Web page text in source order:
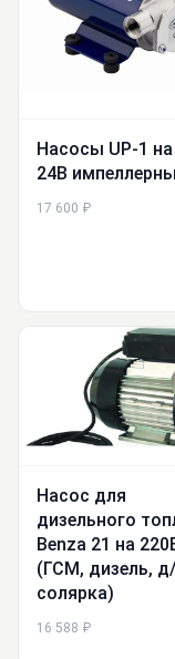
Насосы UP-1
24В
17 600 ₽
Насос для
дизельного
Benza 21 на
(ГСМ, дизель,
соляркa)
16 588 ₽